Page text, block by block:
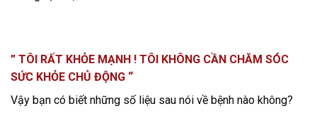
” TÔI RẤT KHỎE MẠNH ! TÔI KHÔNG CẦN CHĂM SÓC
SỨC KHỎE CHỦ ĐỘNG “
Vậy bạn có biết những số liệu sau nói về bệnh nào không?